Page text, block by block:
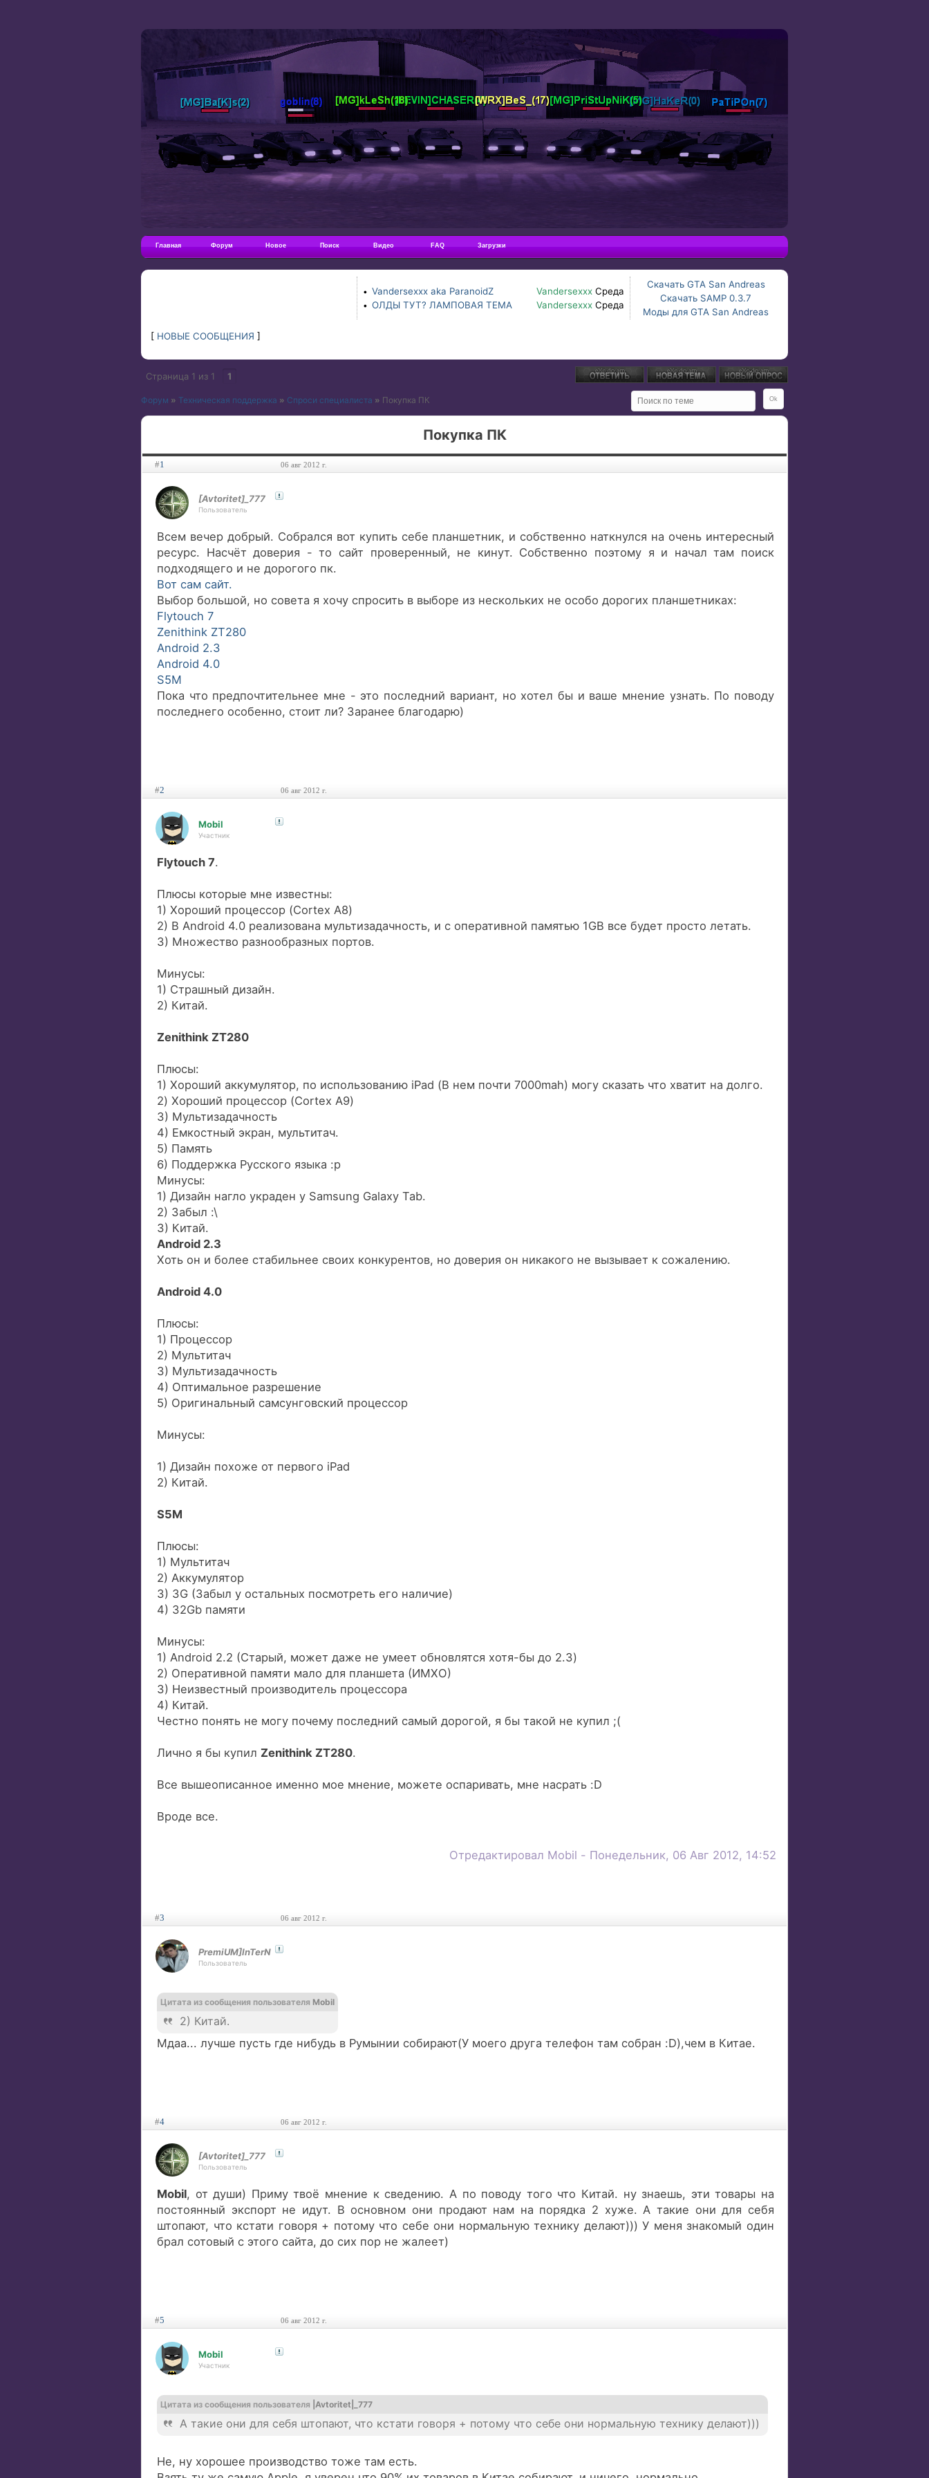
Главная Форум Новое Поиск Видео FAQ Загрузки
• Vandersexxx aka ParanoidZ Vandersexxx Среда
• ОЛДЫ ТУТ? ЛАМПОВАЯ ТЕМА Vandersexxx Среда
Скачать GTA San Andreas
Скачать SAMP 0.3.7
Моды для GTA San Andreas
[ НОВЫЕ СООБЩЕНИЯ ]
Страница 1 из 1 1
Форум » Техническая поддержка » Спроси специалиста » Покупка ПК
Покупка ПК
#1 06 авг 2012 г.
[Avtoritet]_777
Пользователь
Всем вечер добрый. Собрался вот купить себе планшетник, и собственно наткнулся на очень интересный
ресурс. Насчёт доверия - то сайт проверенный, не кинут. Собственно поэтому я и начал там поиск
подходящего и не дорогого пк.
Вот сам сайт.
Выбор большой, но совета я хочу спросить в выборе из нескольких не особо дорогих планшетниках:
Flytouch 7
Zenithink ZT280
Android 2.3
Android 4.0
S5M
Пока что предпочтительнее мне - это последний вариант, но хотел бы и ваше мнение узнать. По поводу
последнего особенно, стоит ли? Заранее благодарю)
#2 06 авг 2012 г.
Mobil
Участник
Flytouch 7.
Плюсы которые мне известны:
1) Хороший процессор (Cortex A8)
2) В Android 4.0 реализована мультизадачность, и с оперативной памятью 1GB все будет просто летать.
3) Множество разнообразных портов.
Минусы:
1) Страшный дизайн.
2) Китай.
Zenithink ZT280
Плюсы:
1) Хороший аккумулятор, по использованию iPad (В нем почти 7000mah) могу сказать что хватит на долго.
2) Хороший процессор (Cortex A9)
3) Мультизадачность
4) Емкостный экран, мультитач.
5) Память
6) Поддержка Русского языка :р
Минусы:
1) Дизайн нагло украден у Samsung Galaxy Tab.
2) Забыл :\
3) Китай.
Android 2.3
Хоть он и более стабильнее своих конкурентов, но доверия он никакого не вызывает к сожалению.
Android 4.0
Плюсы:
1) Процессор
2) Мультитач
3) Мультизадачность
4) Оптимальное разрешение
5) Оригинальный самсунговский процессор
Минусы:
1) Дизайн похоже от первого iPad
2) Китай.
S5M
Плюсы:
1) Мультитач
2) Аккумулятор
3) 3G (Забыл у остальных посмотреть его наличие)
4) 32Gb памяти
Минусы:
1) Android 2.2 (Старый, может даже не умеет обновлятся хотя-бы до 2.3)
2) Оперативной памяти мало для планшета (ИМХО)
3) Неизвестный производитель процессора
4) Китай.
Честно понять не могу почему последний самый дорогой, я бы такой не купил ;(
Лично я бы купил Zenithink ZT280.
Все вышеописанное именно мое мнение, можете оспаривать, мне насрать :D
Вроде все.
Отредактировал Mobil - Понедельник, 06 Авг 2012, 14:52
#3 06 авг 2012 г.
PremiUM]InTerN
Пользователь
Цитата из сообщения пользователя Mobil
2) Китай.
Мдаа... лучше пусть где нибудь в Румынии собирают(У моего друга телефон там собран :D),чем в Китае.
#4 06 авг 2012 г.
[Avtoritet]_777
Пользователь
Mobil, от души) Приму твоё мнение к сведению. А по поводу того что Китай. ну знаешь, эти товары на
постоянный экспорт не идут. В основном они продают нам на порядка 2 хуже. А такие они для себя
штопают, что кстати говоря + потому что себе они нормальную технику делают))) У меня знакомый один
брал сотовый с этого сайта, до сих пор не жалеет)
#5 06 авг 2012 г.
Mobil
Участник
Цитата из сообщения пользователя |Avtoritet|_777
А такие они для себя штопают, что кстати говоря + потому что себе они нормальную технику делают)))
Не, ну хорошее производство тоже там есть.